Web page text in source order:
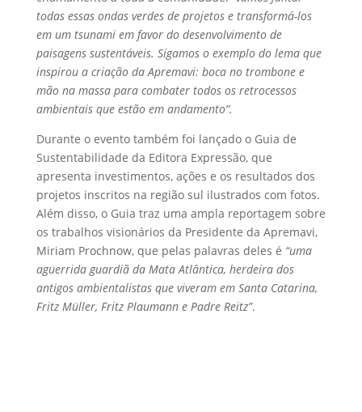
todas essas ondas verdes de projetos e transformá-los
em um tsunami em favor do desenvolvimento de
paisagens sustentáveis. Sigamos o exemplo do lema que
inspirou a criação da Apremavi: boca no trombone e
mão na massa para combater todos os retrocessos
ambientais que estão em andamento”.
Durante o evento também foi lançado o Guia de
Sustentabilidade da Editora Expressão, que
apresenta investimentos, ações e os resultados dos
projetos inscritos na região sul ilustrados com fotos.
Além disso, o Guia traz uma ampla reportagem sobre
os trabalhos visionários da Presidente da Apremavi,
Miriam Prochnow, que pelas palavras deles é “uma
aguerrida guardiã da Mata Atlântica, herdeira dos
antigos ambientalistas que viveram em Santa Catarina,
Fritz Müller, Fritz Plaumann e Padre Reitz”.